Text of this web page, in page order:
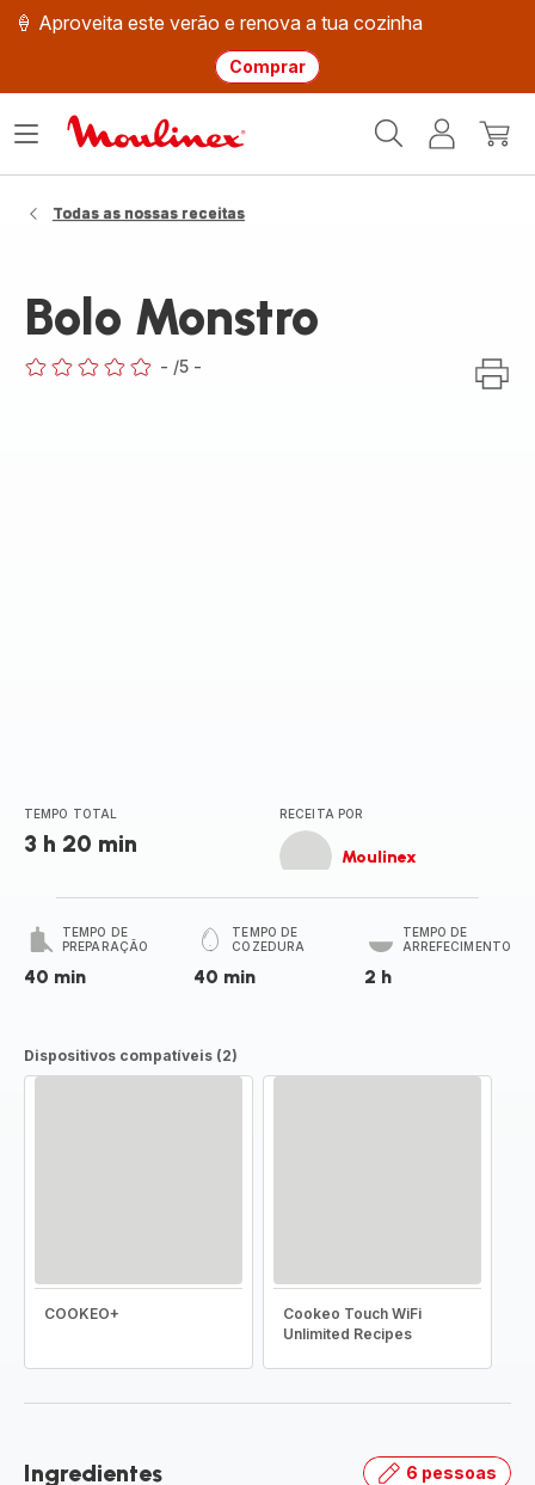
🍦 Aproveita este verão e renova a tua cozinha
Comprar
Moulinex
O
Abrir
Todas as nossas receitas
Bolo Monstro
- /5 -
TEMPO TOTAL
3 h 20 min
RECEITA POR
Moulinex
TEMPO DE
PREPARAÇÃO
40 min
TEMPO DE
COZEDURA
40 min
TEMPO DE
ARREFECIMENTO
2 h
Dispositivos compatíveis (2)
COOKEO+
Cookeo Touch WiFi
Unlimited Recipes
Ingredientes 6 pessoas